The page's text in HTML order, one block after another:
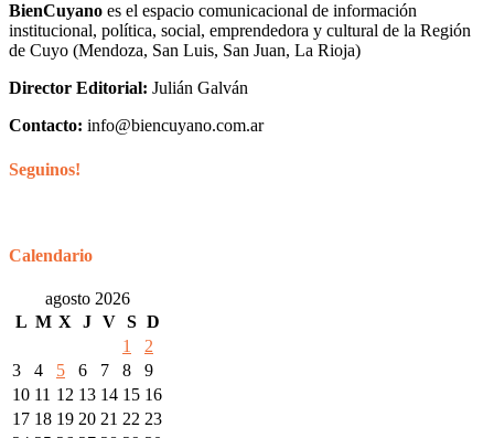
BienCuyano es el espacio comunicacional de información
institucional, política, social, emprendedora y cultural de la Región
de Cuyo (Mendoza, San Luis, San Juan, La Rioja)
Director Editorial: Julián Galván
Contacto: info@biencuyano.com.ar
Seguinos!
Calendario
agosto 2026
L M X J V S D
1
2
3
4 5 6 7 8
9
10 11 12 13 14 15 16
17 18 19 20 21 22 23